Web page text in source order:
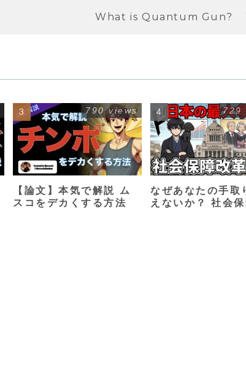
What is Quantum Gun?
【論文】本気で解説 ム
スコをデカくする方法
790 views
なぜあなたの手取
えないか？ 社会保
729